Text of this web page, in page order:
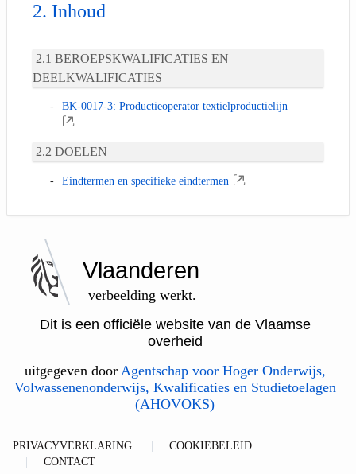
Inhoud
BEROEPSKWALIFICATIES EN
DEELKWALIFICATIES
BK-0017-3: Productieoperator textielproductielijn
DOELEN
Eindtermen en specifieke eindtermen
Vlaanderen
verbeelding werkt.
Dit is een officiële website van de Vlaamse
overheid
uitgegeven door Agentschap voor Hoger Onderwijs,
Volwassenenonderwijs, Kwalificaties en Studietoelagen
(AHOVOKS)
PRIVACYVERKLARING
COOKIEBELEID
CONTACT